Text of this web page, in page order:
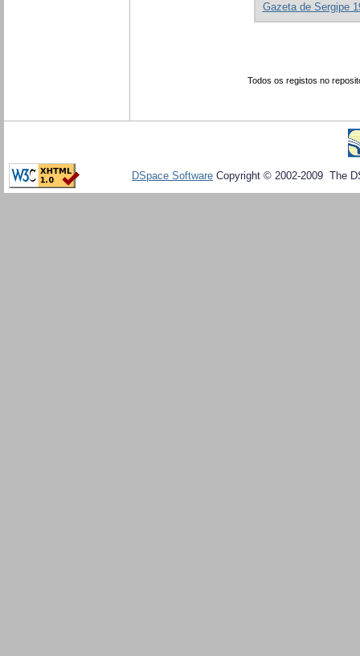
Gazeta de Sergipe
Todos os registos no
DSpace Software Copyright © 2002-2009 The